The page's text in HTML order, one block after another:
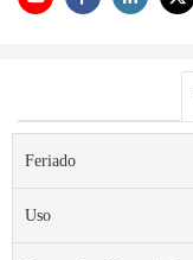
Feriado
Uso